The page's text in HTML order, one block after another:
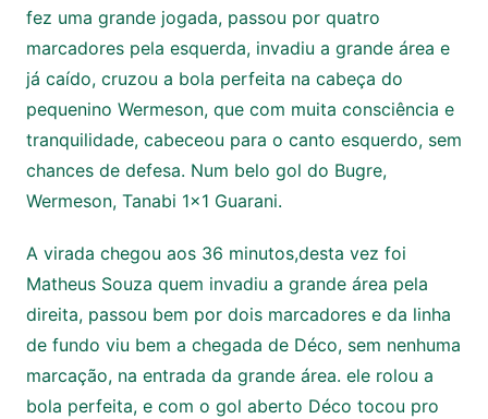
fez uma grande jogada, passou por quatro
marcadores pela esquerda, invadiu a grande área e
já caído, cruzou a bola perfeita na cabeça do
pequenino Wermeson, que com muita consciência e
tranquilidade, cabeceou para o canto esquerdo, sem
chances de defesa. Num belo gol do Bugre,
Wermeson, Tanabi 1×1 Guarani.
A virada chegou aos 36 minutos,desta vez foi
Matheus Souza quem invadiu a grande área pela
direita, passou bem por dois marcadores e da linha
de fundo viu bem a chegada de Déco, sem nenhuma
marcação, na entrada da grande área. ele rolou a
bola perfeita, e com o gol aberto Déco tocou pro